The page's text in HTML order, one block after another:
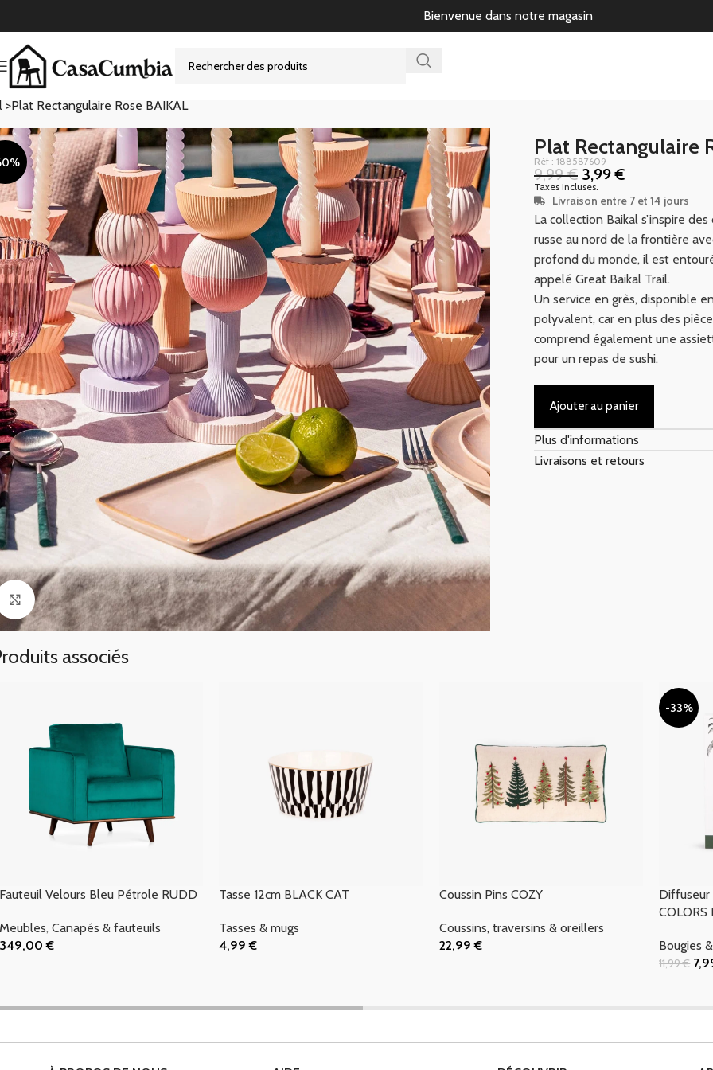
Bienvenue dans notre magasin
>Plat Rectangulaire Rose BAIKAL
Click to enlarge
Plat Rectangulaire
Réf : 188587609
9,99€ 3,99€
Taxes incluses.
Livraison entre 7 et 14 jours
La collection Baikal s’inspire
russe au nord de la frontière
profond du monde, il est
appelé Great Baikal Trail.
Un service en grès, disponible
polyvalent, car en plus des
comprend également une
pour un repas de sushi.
Ajouter au panier
Plus d'informations
Livraisons et retours
associés
Fauteuil Velours Bleu Pétrole RUDD
Meubles,Canapés & fauteuils
349,00€
Tasse 12cm BLACK CAT
Tasses & mugs
4,99€
Coussin Pins COZY
Coussins, traversins & oreillers
22,99€
-33%
Diffuseur
COLORS
Bougies
11,99€